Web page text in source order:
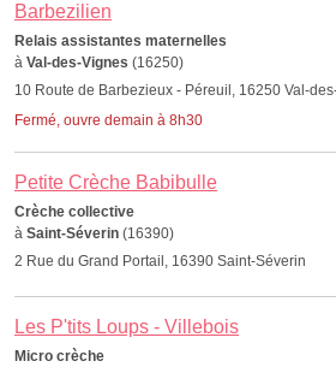
Barbezilien
Relais assistantes maternelles
à Val-des-Vignes (16250)
10 Route de Barbezieux - Péreuil, 16250 Val-
Fermé, ouvre demain à 8h30
Petite Crèche Babibulle
Crèche collective
à Saint-Séverin (16390)
2 Rue du Grand Portail, 16390 Saint-Séverin
Les P'tits Loups - Villebois
Micro crèche